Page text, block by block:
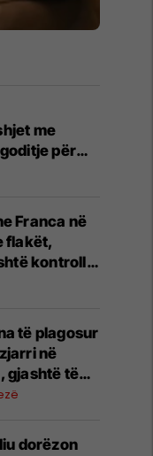
me
për
Franca në
flakët,
kontrollit
të plagosur
në
gjashtë të
dorëzon